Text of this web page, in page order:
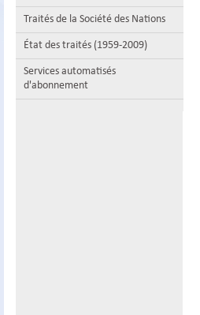
Traités de la Société des Nations
État des traités (1959-2009)
Services automatisés
d'abonnement